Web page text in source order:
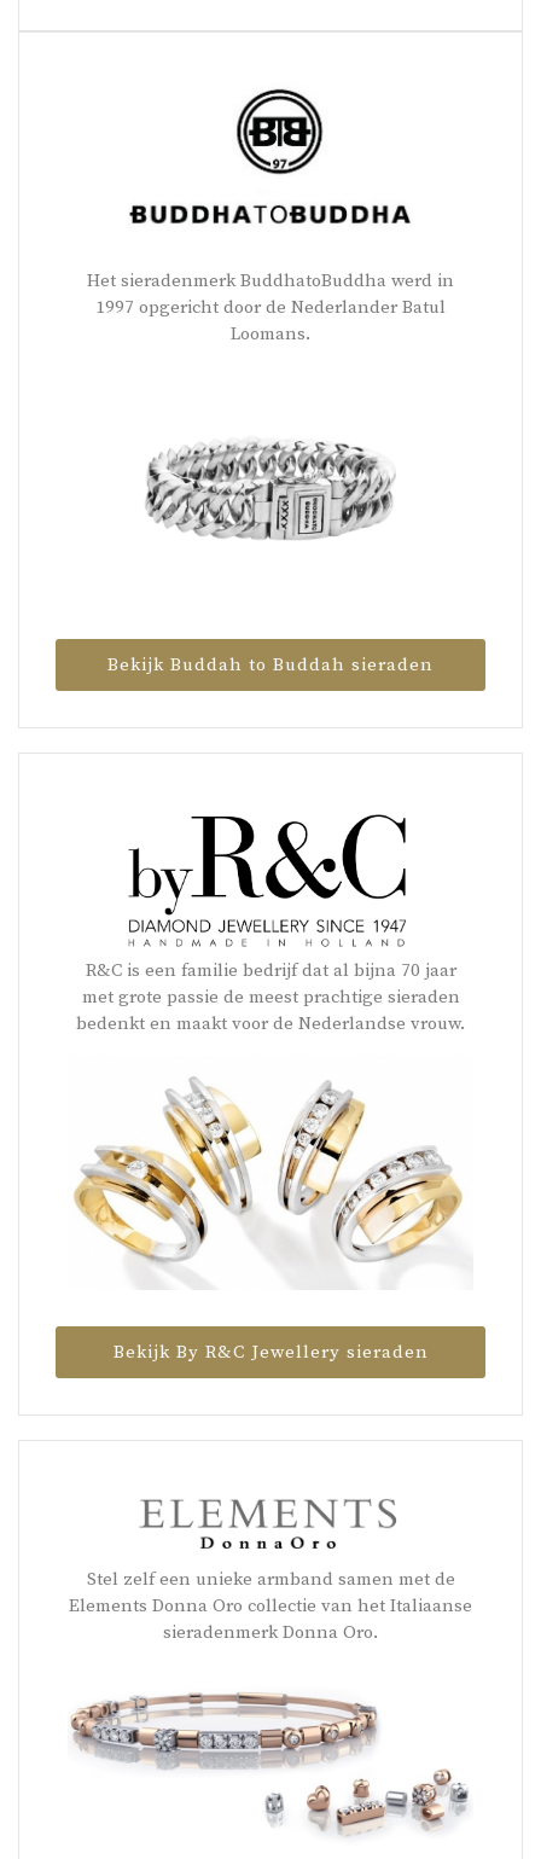
Het sieradenmerk BuddhatoBuddha werd in
1997 opgericht door de Nederlander Batul
Loomans.
Bekijk Buddah to Buddah sieraden
R&C is een familie bedrijf dat al bijna 70 jaar
met grote passie de meest prachtige sieraden
bedenkt en maakt voor de Nederlandse vrouw.
Bekijk By R&C Jewellery sieraden
Stel zelf een unieke armband samen met de
Elements Donna Oro collectie van het Italiaanse
sieradenmerk Donna Oro.